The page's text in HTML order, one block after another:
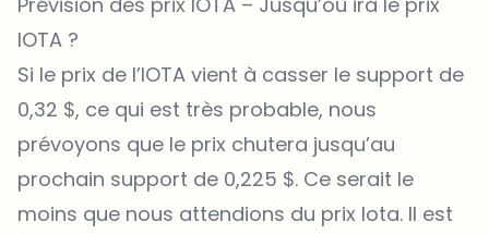
IOTA ?
Si le prix de l’IOTA vient à casser le support de
0,32 $, ce qui est très probable, nous
prévoyons que le prix chutera jusqu’au
prochain support de 0,225 $. Ce serait le
moins que nous attendions du prix Iota. Il est